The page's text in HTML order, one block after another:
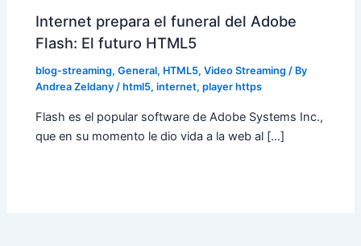
Internet prepara el funeral del Adobe
Flash: El futuro HTML5
blog-streaming,General, HTML5,Video Streaming / By
Andrea Zeldany /html5,internet,player https
Flash es el popular software de Adobe Systems Inc.,
que en su momento le dio vida a la web al […]